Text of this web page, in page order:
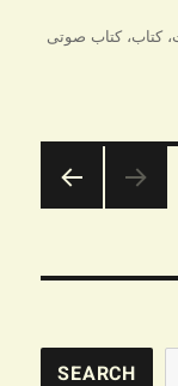
،کتاب،کتاب صوتی
SEARCH